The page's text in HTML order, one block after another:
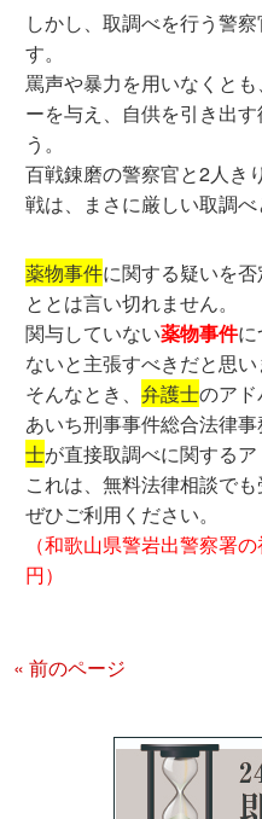
しかし、取調べを行う警
す。
罵声や暴力を用いなくと
ーを与え、自供を引き出
う。
百戦錬磨の警察官と2人き
戦は、まさに厳しい取調べ
薬物事件に関する疑いを
ととは言い切れません。
関与していない薬物事件
ないと主張すべきだと思い
そんなとき、弁護士のアド
あいち刑事事件総合法律
士が直接取調べに関するア
これは、無料法律相談でも
ぜひご利用ください。
（和歌山県警岩出警察署
円）
« 前のページ